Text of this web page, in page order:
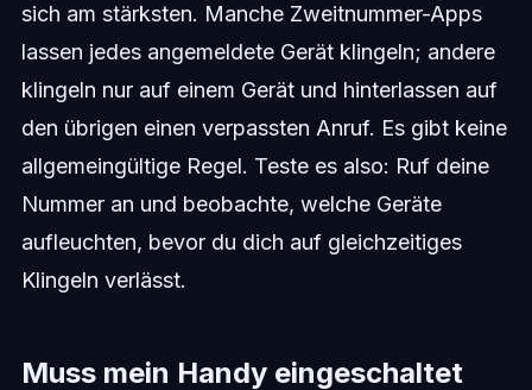
sich am stärksten. Manche Zweitnummer-Apps
lassen jedes angemeldete Gerät klingeln; andere
klingeln nur auf einem Gerät und hinterlassen auf
den übrigen einen verpassten Anruf. Es gibt keine
allgemeingültige Regel. Teste es also: Ruf deine
Nummer an und beobachte, welche Geräte
aufleuchten, bevor du dich auf gleichzeitiges
Klingeln verlässt.
Muss mein Handy eingeschaltet